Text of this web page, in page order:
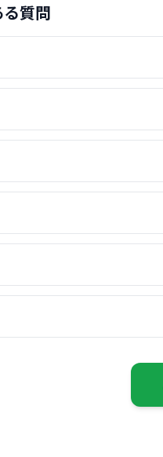
質問